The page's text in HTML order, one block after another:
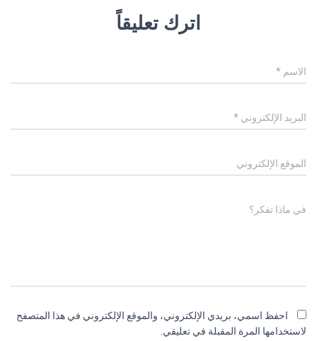
اترك تعليقاً
الاسم *
البريد الإلكتروني *
الموقع الإلكتروني
في ماذا تفكر؟
احفظ اسمي، بريدي الإلكتروني، والموقع الإلكتروني في هذا المتصفح
لاستخدامها المرة المقبلة في تعليقي.